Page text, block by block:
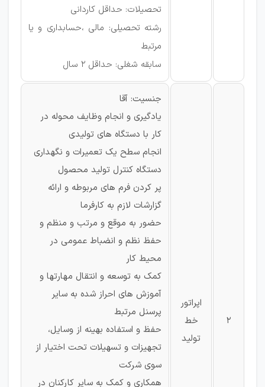
تحصیلات: حداقل کاردانی
رشته تحصیلی: مالی ،حسابداری و یا
مرتبط
سابقه شغلی: حداقل 2 سال
2
اپراتور
خط
تولید
جنسیت: آقا
یادگیری و انجام وظایف محوله در
کار با دستگاه های تولیدی
انجام سطح یک تعمیرات و نگهداری
دستگاه کنترل تولید محصول
پر کردن فرم های مربوطه و ارائه
گزارشات لازم به کارفرما
حضور به موقع و مرتب و منظم و
حفظ نظم و انضباط عمومی در
محیط کار
کمک به توسعه و انتقال مهارتها و
آموزش های احراز شده به سایر
پرسنل مرتبط
حفظ و استفاده بهینه از وسایل،
تجهیزات و تسهیلات تحت اختیار از
سوی شرکت
همکاری و کمک به سایر کارکنان در